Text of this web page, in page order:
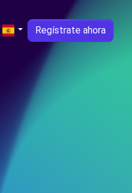
Regístrate ahora